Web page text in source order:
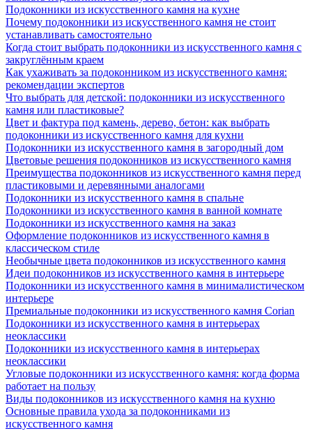
Подоконники из искусственного камня на кухне
Почему подоконники из искусственного камня не стоит
устанавливать самостоятельно
Когда стоит выбрать подоконники из искусственного камня с
закруглённым краем
Как ухаживать за подоконником из искусственного камня:
рекомендации экспертов
Что выбрать для детской: подоконники из искусственного
камня или пластиковые?
Цвет и фактура под камень, дерево, бетон: как выбрать
подоконники из искусственного камня для кухни
Подоконники из искусственного камня в загородный дом
Цветовые решения подоконников из искусственного камня
Преимущества подоконников из искусственного камня перед
пластиковыми и деревянными аналогами
Подоконники из искусственного камня в спальне
Подоконники из искусственного камня в ванной комнате
Подоконники из искусственного камня на заказ
Оформление подоконников из искусственного камня в
классическом стиле
Необычные цвета подоконников из искусственного камня
Идеи подоконников из искусственного камня в интерьере
Подоконники из искусственного камня в минималистическом
интерьере
Премиальные подоконники из искусственного камня Corian
Подоконники из искусственного камня в интерьерах
неоклассики
Подоконники из искусственного камня в интерьерах
неоклассики
Угловые подоконники из искусственного камня: когда форма
работает на пользу
Виды подоконников из искусственного камня на кухню
Основные правила ухода за подоконниками из
искусственного камня